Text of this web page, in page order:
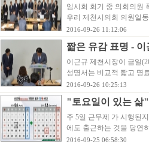
임시회 회기 중 의회의원
우리 제천시의회 의원일
2016-09-26 11:12:06
짧은 유감 표명 -
이근규 제천시장이 금일
성명서는 비교적 짧고 명
2016-09-26 10:25:13
"토요일이 있는
주 5일 근무제 가 시행된
에도 출근하는 것을 당연
2016-09-25 06:58:30